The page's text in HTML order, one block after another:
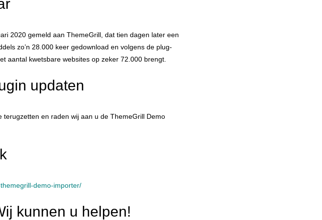
2020 gemeld aan ThemeGrill, dat tien dagen later een
zo’n 28.000 keer gedownload en volgens de plug-
aantal kwetsbare websites op zeker 72.000 brengt.
updaten
en raden wij aan u de ThemeGrill Demo
demo-importer/
kunnen u helpen!